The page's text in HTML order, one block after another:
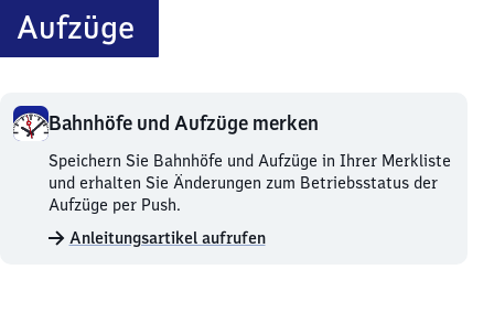
Aufzüge
Bahnhöfe und Aufzüge merken
Bahnhöfe
und
Aufzüge
merken.
Speichern Sie Bahnhöfe und Aufzüge in Ihrer Merkliste
und erhalten Sie Änderungen zum Betriebsstatus der
Aufzüge per Push.
Anleitungsartikel aufrufen